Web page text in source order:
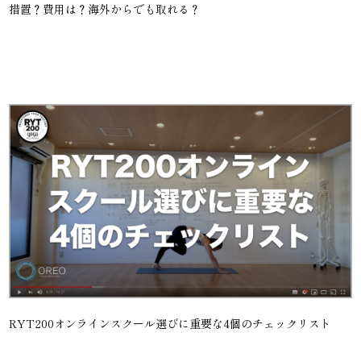
措置？費用は？海外からでも取れる？
RYT200オンラインスクール選びに重要な4個のチェックリスト